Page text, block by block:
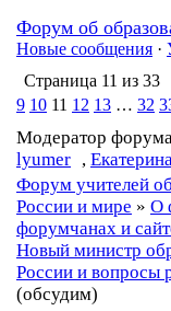
Форум об
Новые сообщения ·
Страница 11 из 33
9 10 11 12 13 … 32
Модератор
lyumer ,
Форум учителей
России и мире » О
форумчанах и
Новый министр
России и вопросы
(обсудим)